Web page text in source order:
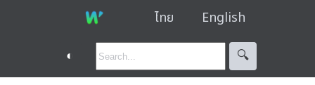
ไทย English
◐ 🔍︎